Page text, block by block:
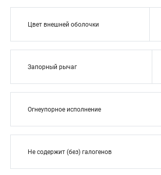
Цвет внешней оболочки
Запорный рычаг
Огнеупорное исполнение
Не содержит (без) галогенов